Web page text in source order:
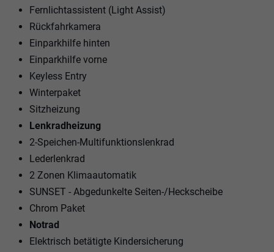
Fernlichtassistent (Light Assist)
Rückfahrkamera
Einparkhilfe hinten
Einparkhilfe vorne
Keyless Entry
Winterpaket
Sitzheizung
Lenkradheizung
2-Speichen-Multifunktionslenkrad
Lederlenkrad
2 Zonen Klimaautomatik
SUNSET - Abgedunkelte Seiten-/Heckscheibe
Chrom Paket
Notrad
Elektrisch betätigte Kindersicherung